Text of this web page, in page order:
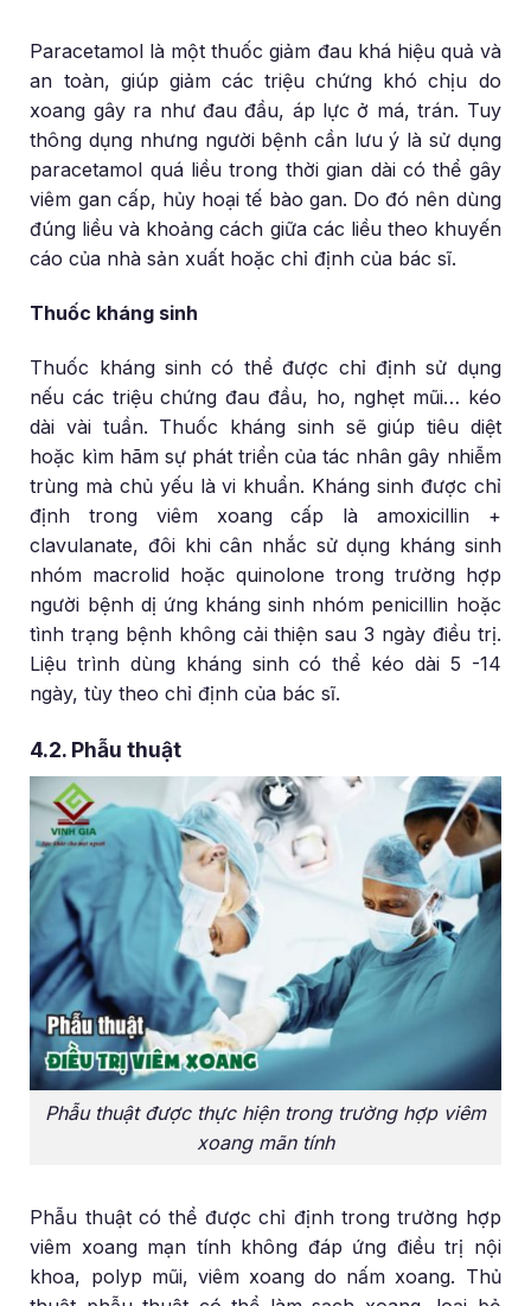
Paracetamol là một thuốc giảm đau khá hiệu quả và
an toàn, giúp giảm các triệu chứng khó chịu do
xoang gây ra như đau đầu, áp lực ở má, trán. Tuy
thông dụng nhưng người bệnh cần lưu ý là sử dụng
paracetamol quá liều trong thời gian dài có thể gây
viêm gan cấp, hủy hoại tế bào gan. Do đó nên dùng
đúng liều và khoảng cách giữa các liều theo khuyến
cáo của nhà sản xuất hoặc chỉ định của bác sĩ.
Thuốc kháng sinh
Thuốc kháng sinh có thể được chỉ định sử dụng
nếu các triệu chứng đau đầu, ho, nghẹt mũi… kéo
dài vài tuần. Thuốc kháng sinh sẽ giúp tiêu diệt
hoặc kìm hãm sự phát triển của tác nhân gây nhiễm
trùng mà chủ yếu là vi khuẩn. Kháng sinh được chỉ
định trong viêm xoang cấp là amoxicillin +
clavulanate, đôi khi cân nhắc sử dụng kháng sinh
nhóm macrolid hoặc quinolone trong trường hợp
người bệnh dị ứng kháng sinh nhóm penicillin hoặc
tình trạng bệnh không cải thiện sau 3 ngày điều trị.
Liệu trình dùng kháng sinh có thể kéo dài 5 -14
ngày, tùy theo chỉ định của bác sĩ.
4.2. Phẫu thuật
Phẫu thuật được thực hiện trong trường hợp viêm
xoang mãn tính
Phẫu thuật có thể được chỉ định trong trường hợp
viêm xoang mạn tính không đáp ứng điều trị nội
khoa, polyp mũi, viêm xoang do nấm xoang. Thủ